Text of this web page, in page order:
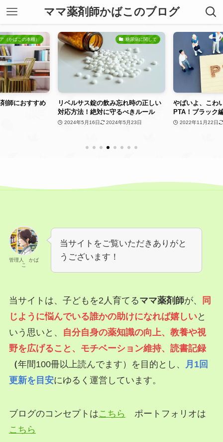
ママ薬剤師かばこのブログ
糖尿病に関して
れ時の正しい
PTAトラブル、退会
やばいよ、こわいよ、おかしいよ
PTA！ブラック編その１
2022年11月22日 2024年10月2日
高カリウム血
説！ビルタサ
は？
管理人 かば
こ
当サイトをご覧いただきありがと
うございます！
当サイトは、子どもを2人育てるママ薬剤師が、
同
じように悩んでいる誰かの助けになれば嬉しいと
いう思いと、
自分自身の薬知識の向上、教養や視
野を広げること、モチベーション維持、読書記録
（年間100冊以上読んでます）を目的とし、
月1回
更新を目安にゆるく運営しています。
ブログのコンセプトはこちら
ポートフォリオは
こちら